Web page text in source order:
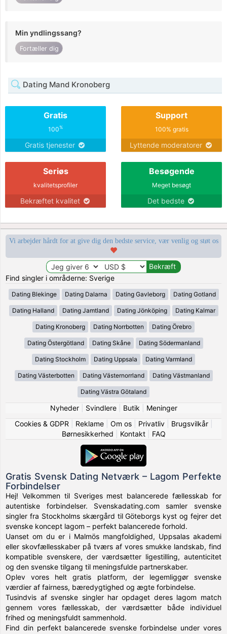
Min yndlingssang?
Fortæller dig
Dating Mand Kronoberg
Gratis
100%
Gratis tjenester
Support
100% gratis
Lyttende moderatorer
Seriøs
kvalitetsprofiler
Bekræftet kvalitet
Besøgende
Meget besøgt
Det bedste
Vi arbejder hårdt for at give dig den bedste service, vær venlig og støt os
Find singler i områderne: Sverige
Dating Blekinge Dating Dalarna Dating Gavleborg Dating Gotland
Dating Halland Dating Jamtland Dating Jönköping Dating Kalmar
Dating Kronoberg Dating Norrbotten Dating Örebro
Dating Östergötland Dating Skåne Dating Södermanland
Dating Stockholm Dating Uppsala Dating Varmland
Dating Västerbotten Dating Västernorrland Dating Västmanland
Dating Västra Götaland
Nyheder| Svindlere| Butik
Meninger
Cookies & GDPR
Reklame| Om os| Privatliv| Brugsvilkår|
Børnesikkerhed
Kontakt| FAQ
Gratis Svensk Dating Netværk – Lagom Perfekte
Forbindelser
Hej! Velkommen til Sveriges mest balancerede fællesskab for
autentiske forbindelser. Svenskadating.com samler svenske
singler fra Stockholms skærgård til Göteborgs kyst og fejrer det
svenske koncept lagom – perfekt balancerede forhold.
Uanset om du er i Malmös mangfoldighed, Uppsalas akademi
eller skovfællesskaber på tværs af vores smukke landskab, find
kompatible svenskere, der værdsætter ligestilling, autenticitet
og den svenske tilgang til meningsfulde partnerskaber.
Oplev vores helt gratis platform, der legemliggør svenske
værdier af fairness, bæredygtighed og ægte forbindelse.
Tusindvis af svenske singler har opdaget deres lagom match
gennem vores fællesskab, der værdsætter både individuel
frihed og meningsfuldt sammenhold.
Find din perfekt balancerede svenske forbindelse under vores